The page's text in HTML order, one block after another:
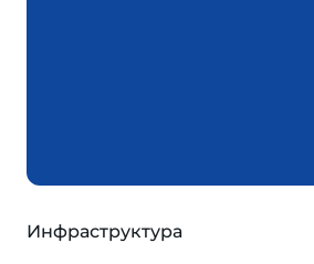
Инфраструктура